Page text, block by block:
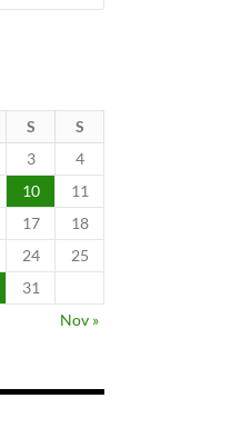
S
S
3
4
10
11
17
18
24
25
31
Nov »